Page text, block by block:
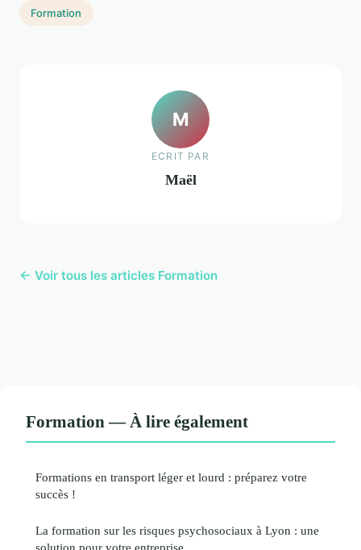
Formation
M
ECRIT PAR
Maël
← Voir tous les articles Formation
Formation — À lire également
Formations en transport léger et lourd : préparez votre
succès !
La formation sur les risques psychosociaux à Lyon : une